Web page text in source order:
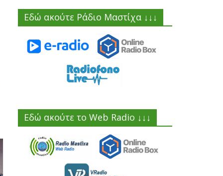
Εδώ ακούτε Ράδιο Μαστίχα ↓↓↓
Εδώ ακούτε το Web Radio ↓↓↓